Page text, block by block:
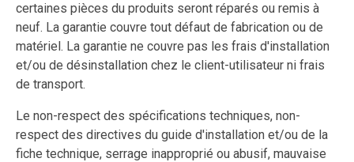
certaines pièces du produits seront réparés ou remis à
neuf. La garantie couvre tout défaut de fabrication ou de
matériel. La garantie ne couvre pas les frais d'installation
et/ou de désinstallation chez le client-utilisateur ni frais
de transport.
Le non-respect des spécifications techniques, non-
respect des directives du guide d'installation et/ou de la
fiche technique, serrage inapproprié ou abusif, mauvaise